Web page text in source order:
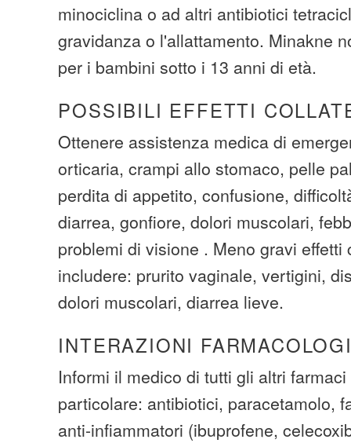
minociclina o ad altri antibiotici
gravidanza o l'allattamento. Minakne
per i bambini sotto i 13 anni di età.
POSSIBILI EFFETTI
Ottenere assistenza medica di
orticaria, crampi allo stomaco, pelle
perdita di appetito, confusione,
diarrea, gonfiore, dolori muscolari,
problemi di visione . Meno gravi
includere: prurito vaginale, vertigini,
dolori muscolari, diarrea lieve.
INTERAZIONI
Informi il medico di tutti gli altri
particolare: antibiotici, paracetamolo,
anti-infiammatori (ibuprofene,